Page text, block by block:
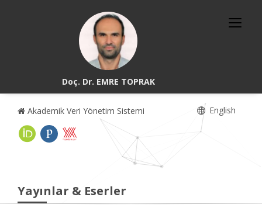
Doç. Dr. EMRE TOPRAK
Akademik Veri Yönetim Sistemi English
Yayınlar & Eserler